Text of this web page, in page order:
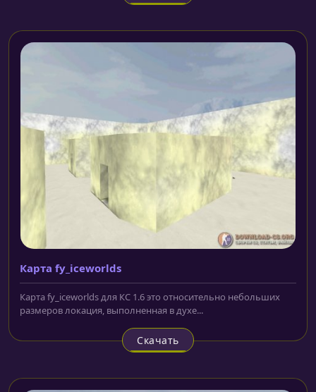
Карта fy_iceworlds
Карта fy_iceworlds для КС 1.6 это относительно небольших
размеров локация, выполненная в духе...
Скачать